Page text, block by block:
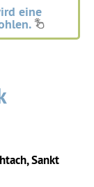
eine
Sankt